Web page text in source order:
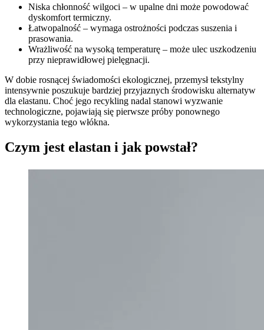
Niska chłonność wilgoci – w upalne dni może powodować
dyskomfort termiczny.
Łatwopalność – wymaga ostrożności podczas suszenia i
prasowania.
Wrażliwość na wysoką temperaturę – może ulec uszkodzeniu
przy nieprawidłowej pielęgnacji.
W dobie rosnącej świadomości ekologicznej, przemysł tekstylny
intensywnie poszukuje bardziej przyjaznych środowisku alternatyw
dla elastanu. Choć jego recykling nadal stanowi wyzwanie
technologiczne, pojawiają się pierwsze próby ponownego
wykorzystania tego włókna.
Czym jest elastan i jak powstał?